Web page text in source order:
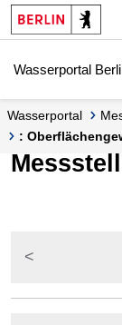
Springe zur
Springe zum Inhalt
Wasserportal
Wasserportal
: